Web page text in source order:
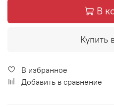
В
Купить
В избранное
Добавить в сравнение